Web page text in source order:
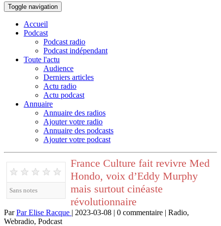
Toggle navigation
Accueil
Podcast
Podcast radio
Podcast indépendant
Toute l'actu
Audience
Derniers articles
Actu radio
Actu podcast
Annuaire
Annuaire des radios
Ajouter votre radio
Annuaire des podcasts
Ajouter votre podcast
★ ★ ★ ★ ★
Sans notes
France Culture fait revivre Med
Hondo, voix d’Eddy Murphy
mais surtout cinéaste
révolutionnaire
ParPar Elise Racque | 2023-03-08 | 0 commentaire | Radio,
Webradio, Podcast